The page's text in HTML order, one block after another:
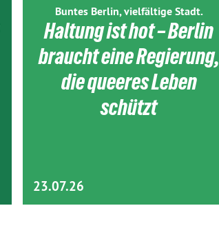
Buntes Berlin, vielfältige Stadt.
Haltung ist hot – Berlin
braucht eine Regierung,
die queeres Leben
schützt
23.07.26